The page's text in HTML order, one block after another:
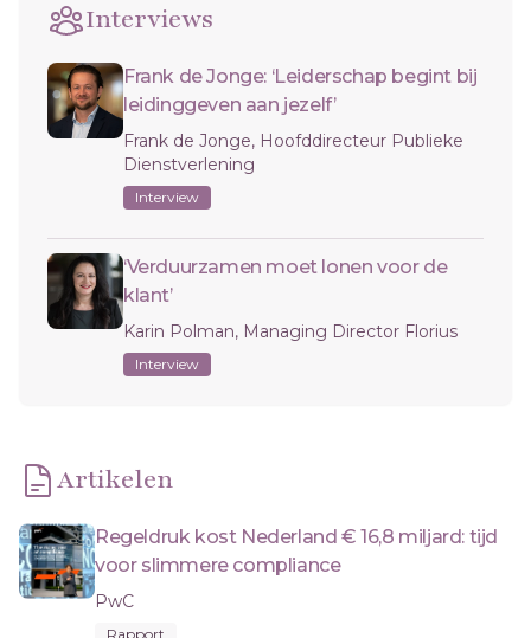
Interviews
Frank de Jonge: ‘Leiderschap begint bij
leidinggeven aan jezelf’
Frank de Jonge, Hoofddirecteur Publieke
Dienstverlening
Interview
‘Verduurzamen moet lonen voor de
klant’
Karin Polman, Managing Director Florius
Interview
Artikelen
Regeldruk kost Nederland € 16,8 miljard: tijd
voor slimmere compliance
PwC
Rapport